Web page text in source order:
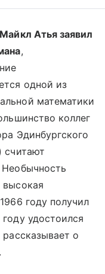
Атья заявил
,
одной из
математики
коллег
Эдинбургского
считают
высокая
году получил
удостоился
о